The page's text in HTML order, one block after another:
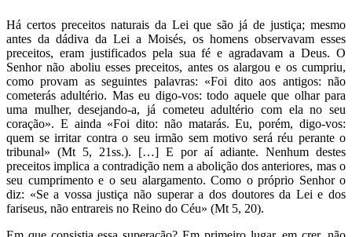
Há certos preceitos naturais da Lei que são já de justiça; mesmo
antes da dádiva da Lei a Moisés, os homens observavam esses
preceitos, eram justificados pela sua fé e agradavam a Deus. O
Senhor não aboliu esses preceitos, antes os alargou e os cumpriu,
como provam as seguintes palavras: «Foi dito aos antigos: não
cometerás adultério. Mas eu digo-vos: todo aquele que olhar para
uma mulher, desejando-a, já cometeu adultério com ela no seu
coração». E ainda «Foi dito: não matarás. Eu, porém, digo-vos:
quem se irritar contra o seu irmão sem motivo será réu perante o
tribunal» (Mt 5, 21ss.). […] E por aí adiante. Nenhum destes
preceitos implica a contradição nem a abolição dos anteriores, mas o
seu cumprimento e o seu alargamento. Como o próprio Senhor o
diz: «Se a vossa justiça não superar a dos doutores da Lei e dos
fariseus, não entrareis no Reino do Céu» (Mt 5, 20).